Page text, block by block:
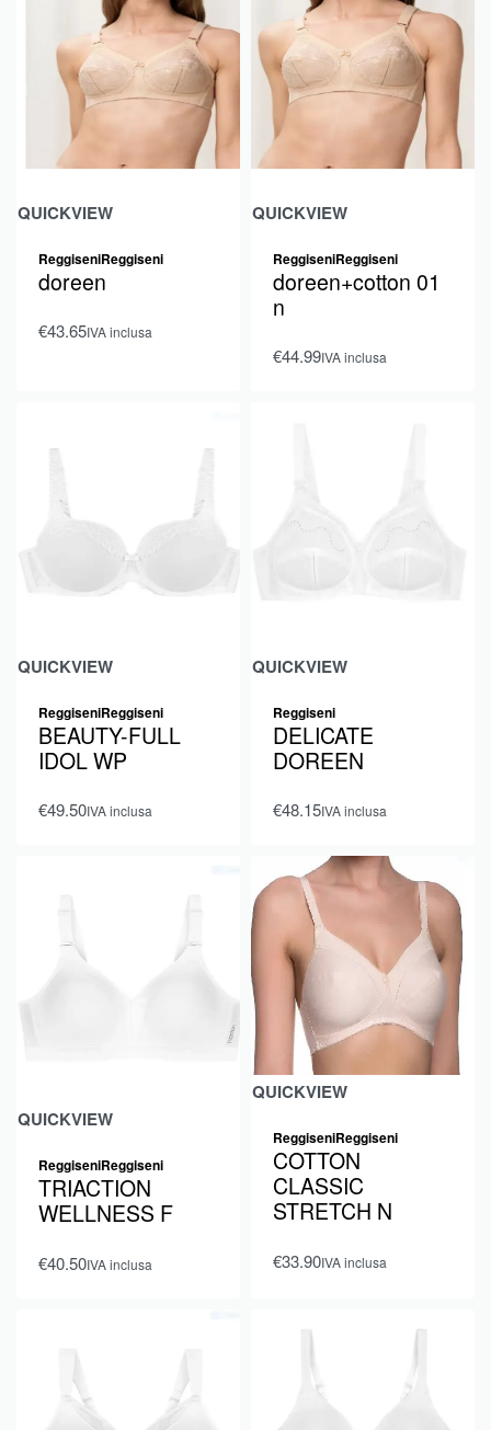
QUICKVIEW
ReggiseniReggiseni
doreen
€43.65IVA inclusa
QUICKVIEW
ReggiseniReggiseni
doreen+cotton 01
n
€44.99IVA inclusa
QUICKVIEW
ReggiseniReggiseni
BEAUTY-FULL
IDOL WP
€49.50IVA inclusa
QUICKVIEW
Reggiseni
DELICATE
DOREEN
€48.15IVA inclusa
QUICKVIEW
ReggiseniReggiseni
TRIACTION
WELLNESS F
€40.50IVA inclusa
QUICKVIEW
ReggiseniReggiseni
COTTON
CLASSIC
STRETCH N
€33.90IVA inclusa